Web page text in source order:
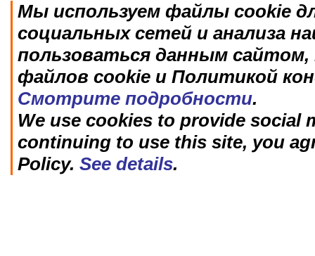
Мы используем файлы cookie
социальных сетей и анализа
пользоваться данным
файлов cookie и Политикой
Смотрите подробности.
We use cookies to provide social
continuing to use this site, you
Policy. See details.